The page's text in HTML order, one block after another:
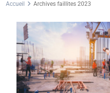
Accueil Archives faillites 2023